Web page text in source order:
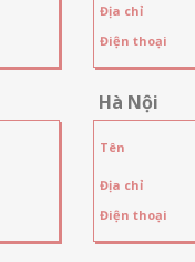
Địa chỉ
Điện thoại
Hà Nội
Tên
Địa chỉ
Điện thoại